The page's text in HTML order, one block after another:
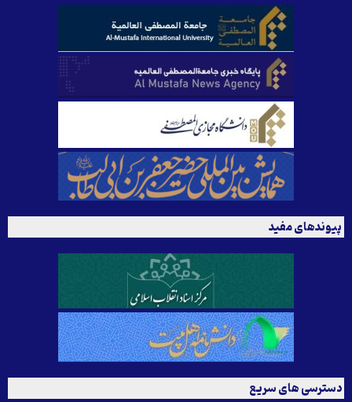
پیوندهای مفید
دسترسی های سریع